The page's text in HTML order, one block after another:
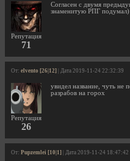
Репутация
71
Согласен с двумя
знаменитую РПГ подумал)
От: elvento [26|12] | Дата 2019-11-24 22:32:39
Репутация
26
увидел название, чуть не
разрабов на горох
От: Pupzemlei [10|1] | Дата 2019-11-24 18:47:42